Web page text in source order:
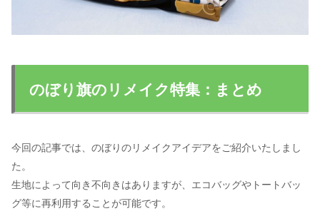
のぼり旗のリメイク特集：まとめ
今回の記事では、のぼりのリメイクアイデアをご紹介いたしまし
た。
生地によって向き不向きはありますが、エコバッグやトートバッ
グ等に再利用することが可能です。